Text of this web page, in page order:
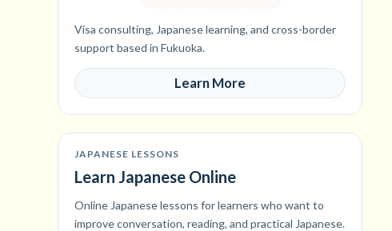
Visa consulting, Japanese learning, and cross-border
support based in Fukuoka.
Learn More
JAPANESE LESSONS
Learn Japanese Online
Online Japanese lessons for learners who want to
improve conversation, reading, and practical Japanese.